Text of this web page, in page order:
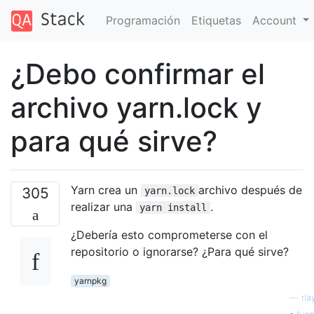
Programación Etiquetas Account
¿Debo confirmar el
archivo yarn.lock y
para qué sirve?
305 Yarn crea un yarn.lock archivo después de
realizar una
yarn install .
¿Debería esto comprometerse con el
repositorio o ignorarse? ¿Para qué sirve?
yarnpkg